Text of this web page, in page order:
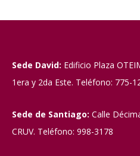
Sede David: Edificio Plaza
1era y 2da Este. Teléfono: 775-
Sede de Santiago: Calle
CRUV. Teléfono: 998-3178